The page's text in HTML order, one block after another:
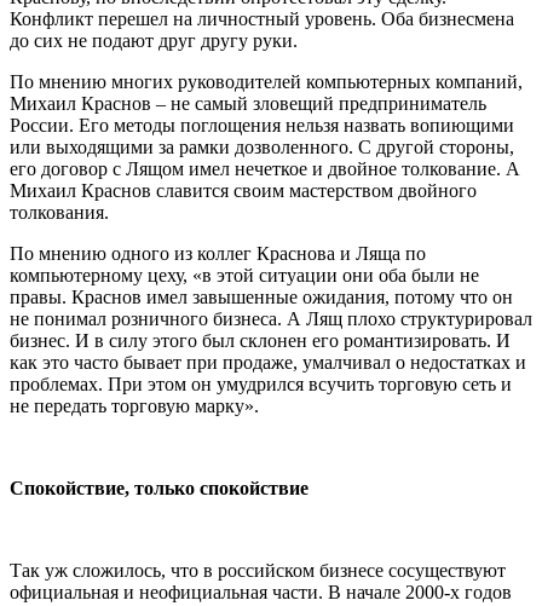
Конфликт перешел на личностный уровень. Оба бизнесмена
до сих не подают друг другу руки.
По мнению многих руководителей компьютерных компаний,
Михаил Краснов – не самый зловещий предприниматель
России. Его методы поглощения нельзя назвать вопиющими
или выходящими за рамки дозволенного. С другой стороны,
его договор с Лящом имел нечеткое и двойное толкование. А
Михаил Краснов славится своим мастерством двойного
толкования.
По мнению одного из коллег Краснова и Ляща по
компьютерному цеху, «в этой ситуации они оба были не
правы. Краснов имел завышенные ожидания, потому что он
не понимал розничного бизнеса. А Лящ плохо структурировал
бизнес. И в силу этого был склонен его романтизировать. И
как это часто бывает при продаже, умалчивал о недостатках и
проблемах. При этом он умудрился всучить торговую сеть и
не передать торговую марку».
Спокойствие, только спокойствие
Так уж сложилось, что в российском бизнесе сосуществуют
официальная и неофициальная части. В начале 2000-х годов